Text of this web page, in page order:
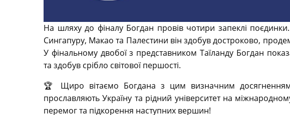
На шляху до фіналу Богдан провів чотири запеклі
Сингапуру, Макао та Палестини він здобув достроково,
У фінальному двобої з представником Таїланду Богдан
та здобув срібло світової першості.
🏆 Щиро вітаємо Богдана з цим визначним
прославляють Україну та рідний університет на
перемог та підкорення наступних вершин!